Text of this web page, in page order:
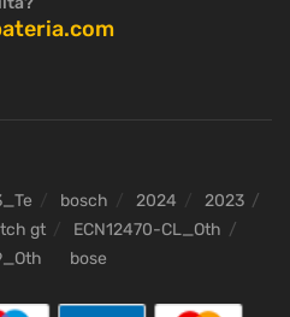
bosch 2024
2023
gt
ECN12470-CL_Oth
bose